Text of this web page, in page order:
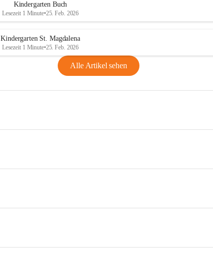
Kindergarten Buch
Lesezeit 1 Minute•25. Feb. 2026
Kindergarten St. Magdalena
Lesezeit 1 Minute•25. Feb. 2026
Alle Artikel sehen